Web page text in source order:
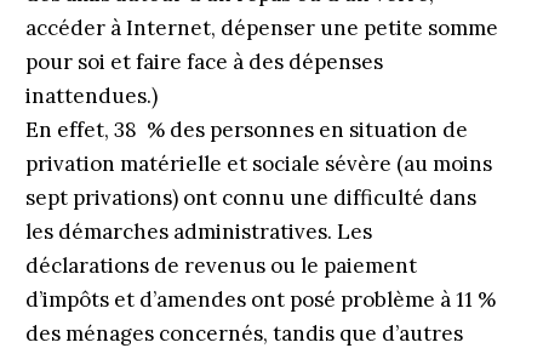
accéder à Internet, dépenser une petite somme
pour soi et faire face à des dépenses
inattendues.)
En effet, 38 % des personnes en situation de
privation matérielle et sociale sévère (au moins
sept privations) ont connu une difficulté dans
les démarches administratives. Les
déclarations de revenus ou le paiement
d’impôts et d’amendes ont posé problème à 11 %
des ménages concernés, tandis que d’autres